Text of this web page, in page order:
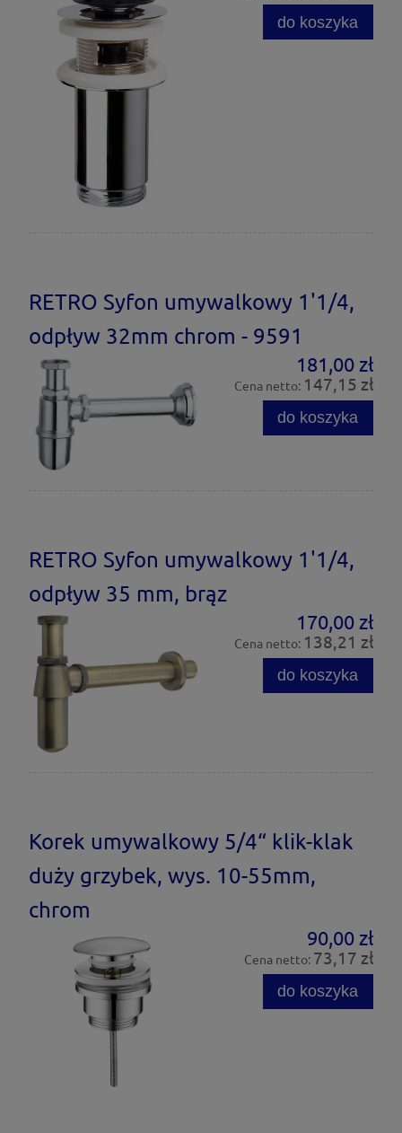
do koszyka
RETRO Syfon umywalkowy 1'1/4,
odpływ 32mm chrom - 9591
181,00 zł
Cena netto: 147,15 zł
do koszyka
RETRO Syfon umywalkowy 1'1/4,
odpływ 35 mm, brąz
170,00 zł
Cena netto: 138,21 zł
do koszyka
Korek umywalkowy 5/4“ klik-klak
duży grzybek, wys. 10-55mm,
chrom
90,00 zł
Cena netto: 73,17 zł
do koszyka